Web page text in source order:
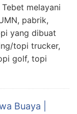
melayani
pabrik,
yang dibuat
topi trucker,
golf, topi
Buaya |